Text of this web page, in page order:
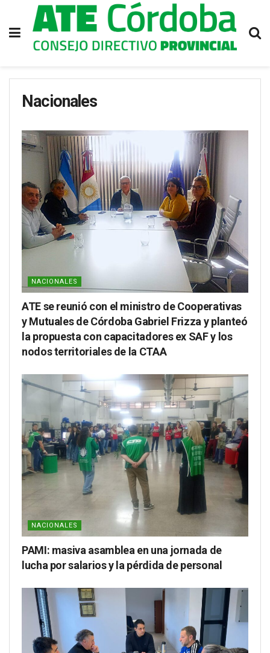
Nacionales
NACIONALES
ATE se reunió con el ministro de Cooperativas
y Mutuales de Córdoba Gabriel Frizza y planteó
la propuesta con capacitadores ex SAF y los
nodos territoriales de la CTAA
NACIONALES
PAMI: masiva asamblea en una jornada de
lucha por salarios y la pérdida de personal